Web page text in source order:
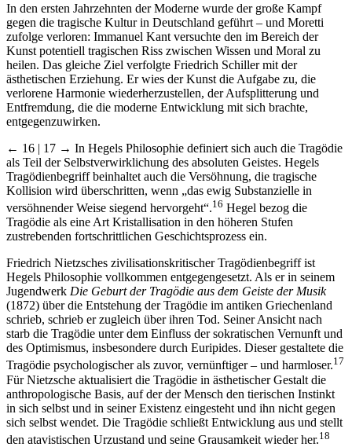
In den ersten Jahrzehnten der Moderne wurde der große Kampf
gegen die tragische Kultur in Deutschland geführt – und Moretti
zufolge verloren: Immanuel Kant versuchte den im Bereich der
Kunst potentiell tragischen Riss zwischen Wissen und Moral zu
heilen. Das gleiche Ziel verfolgte Friedrich Schiller mit der
ästhetischen Erziehung. Er wies der Kunst die Aufgabe zu, die
verlorene Harmonie wiederherzustellen, der Aufsplitterung und
Entfremdung, die die moderne Entwicklung mit sich brachte,
entgegenzuwirken.
← 16 | 17 → In Hegels Philosophie definiert sich auch die Tragödie
als Teil der Selbstverwirklichung des absoluten Geistes. Hegels
Tragödienbegriff beinhaltet auch die Versöhnung, die tragische
Kollision wird überschritten, wenn „das ewig Substanzielle in
versöhnender Weise siegend hervorgeht“.16 Hegel bezog die
Tragödie als eine Art Kristallisation in den höheren Stufen
zustrebenden fortschrittlichen Geschichtsprozess ein.
Friedrich Nietzsches zivilisationskritischer Tragödienbegriff ist
Hegels Philosophie vollkommen entgegengesetzt. Als er in seinem
Jugendwerk Die Geburt der Tragödie aus dem Geiste der Musik
(1872) über die Entstehung der Tragödie im antiken Griechenland
schrieb, schrieb er zugleich über ihren Tod. Seiner Ansicht nach
starb die Tragödie unter dem Einfluss der sokratischen Vernunft und
des Optimismus, insbesondere durch Euripides. Dieser gestaltete die
Tragödie psychologischer als zuvor, vernünftiger – und harmloser.17
Für Nietzsche aktualisiert die Tragödie in ästhetischer Gestalt die
anthropologische Basis, auf der der Mensch den tierischen Instinkt
in sich selbst und in seiner Existenz eingesteht und ihn nicht gegen
sich selbst wendet. Die Tragödie schließt Entwicklung aus und stellt
den atavistischen Urzustand und seine Grausamkeit wieder her.18